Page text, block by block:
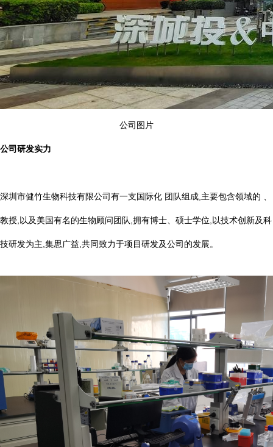
公司图片
公司研发实力
深圳市健竹生物科技有限公司有一支国际化 团队组成,主要包含领域的 、
教授,以及美国有名的生物顾问团队,拥有博士、硕士学位,以技术创新及科
技研发为主,集思广益,共同致力于项目研发及公司的发展。